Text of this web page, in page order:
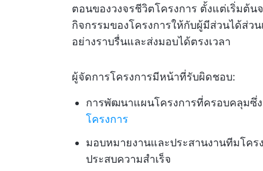
ตอนของวงจรชีวิตโครงการ ตั้งแต่เริ่มต้น
กิจกรรมของโครงการให้กับผู้มีส่วนได้ส่วน
อย่างราบรื่นและส่งมอบได้ตรงเวลา
ผู้จัดการโครงการมีหน้าที่รับผิดชอบ:
การพัฒนาแผนโครงการที่ครอบคลุมซึ่
โครงการ
มอบหมายงานและประสานงานทีมโคร
ประสบความสำเร็จ